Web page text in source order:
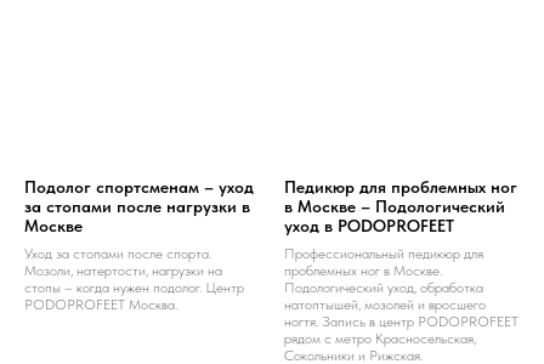
Подолог спортсменам – уход
за стопами после нагрузки в
Москве
Уход за стопами после спорта.
Мозоли, натертости, нагрузки на
стопы – когда нужен подолог. Центр
PODOPROFEET Москва.
Педикюр для проблемных ног
в Москве – Подологический
уход в PODOPROFEET
Профессиональный педикюр для
проблемных ног в Москве.
Подологический уход, обработка
натоптышей, мозолей и вросшего
ногтя. Запись в центр PODOPROFEET
рядом с метро Красносельская,
Сокольники и Рижская.